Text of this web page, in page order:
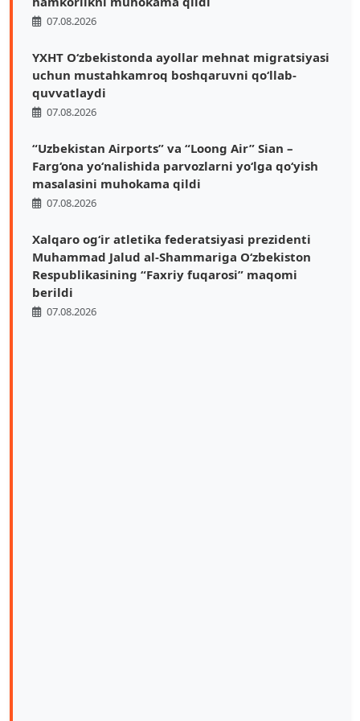
07.08.2026
YXHT O‘zbekistonda ayollar mehnat migratsiyasi
uchun mustahkamroq boshqaruvni qo‘llab-
quvvatlaydi
07.08.2026
“Uzbekistan Airports” va “Loong Air” Sian –
Farg‘ona yo‘nalishida parvozlarni yo‘lga qo‘yish
masalasini muhokama qildi
07.08.2026
Xalqaro ogʻir atletika federatsiyasi prezidenti
Muhammad Jalud al-Shammariga Oʻzbekiston
Respublikasining “Faxriy fuqarosi” maqomi
berildi
07.08.2026